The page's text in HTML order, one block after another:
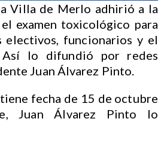
Villa de Merlo adhirió a la
examen toxicológico para
electivos, funcionarios y el
Así lo difundió por redes
Juan Álvarez Pinto.
fecha de 15 de octubre
Juan Álvarez Pinto lo